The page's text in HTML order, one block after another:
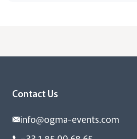
Contact Us
info@ogma-events.com